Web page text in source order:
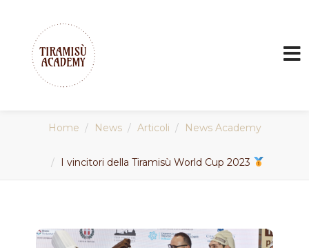
Home News Articoli News Academy
I vincitori della Tiramisù World Cup 2023